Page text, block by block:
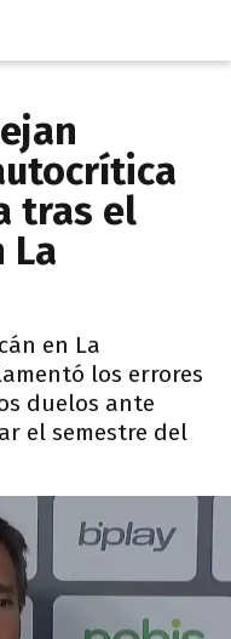
tras el
La
en La
los errores
duelos ante
el semestre del